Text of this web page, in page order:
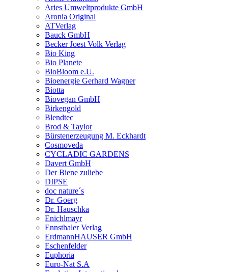
Aries Umweltprodukte GmbH
Aronia Original
ATVerlag
Bauck GmbH
Becker Joest Volk Verlag
Bio King
Bio Planete
BioBloom e.U.
Bioenergie Gerhard Wagner
Biotta
Biovegan GmbH
Birkengold
Blendtec
Brod & Taylor
Bürstenerzeugung M. Eckhardt
Cosmoveda
CYCLADIC GARDENS
Davert GmbH
Der Biene zuliebe
DIPSE
doc nature´s
Dr. Goerg
Dr. Hauschka
Enichlmayr
Ennsthaler Verlag
ErdmannHAUSER GmbH
Eschenfelder
Euphoria
Euro-Nat S.A